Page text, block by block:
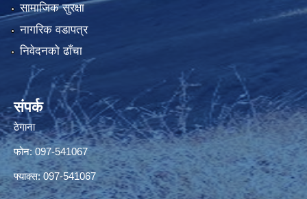
सामाजिक सुरक्षा
नागरिक वडापत्र
निवेदनको ढाँचा
संपर्क
ठेगाना
फोन: 097-541067
फ्याक्स: 097-541067